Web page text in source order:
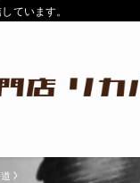
ています。